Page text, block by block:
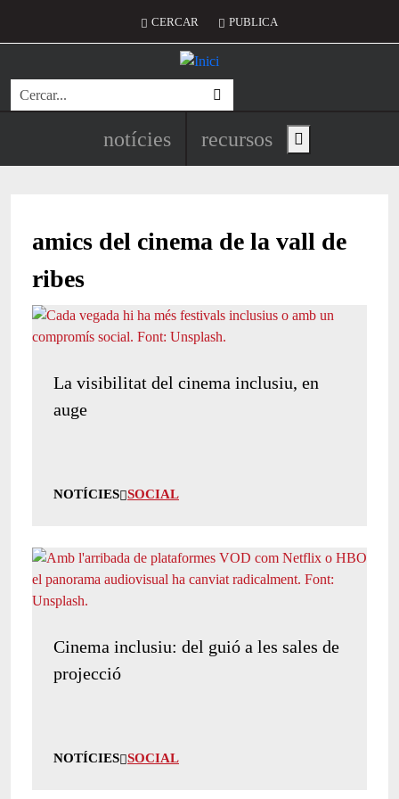
Menú del compte d'usuari
CERCAR PUBLICA
Cerca
Navegació principal de
notícies recursos Show main menu
amics del cinema de la vall de
ribes
La visibilitat del cinema inclusiu, en
auge
NOTÍCIES SOCIAL
Cinema inclusiu: del guió a les sales de
projecció
NOTÍCIES SOCIAL